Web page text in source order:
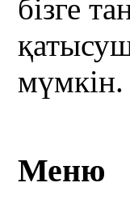
бізге
мүмкін.
Меню